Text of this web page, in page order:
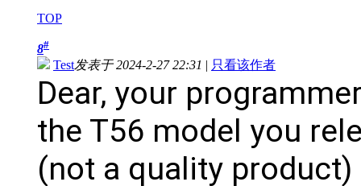
TOP
8#
Test发表于 2024-2-27 22:31 | 只看该作者
Dear, your
the T56 model you
(not a quality